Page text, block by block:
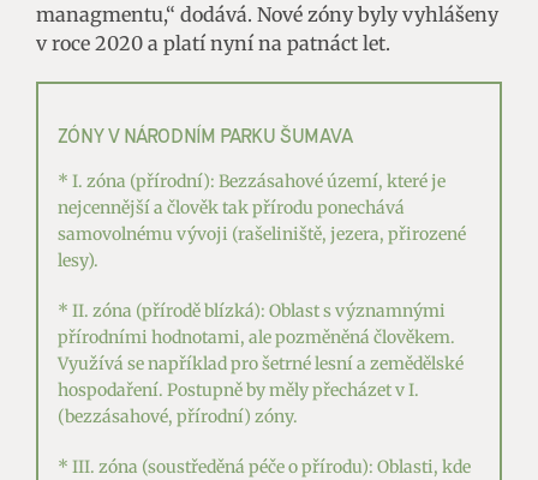
managmentu,“ dodává. Nové zóny byly vyhlášeny
v roce 2020 a platí nyní na patnáct let.
ZÓNY V NÁRODNÍM PARKU ŠUMAVA
* I. zóna (přírodní): Bezzásahové území, které je
nejcennější a člověk tak přírodu ponechává
samovolnému vývoji (rašeliniště, jezera, přirozené
lesy).
* II. zóna (přírodě blízká): Oblast s významnými
přírodními hodnotami, ale pozměněná člověkem.
Využívá se například pro šetrné lesní a zemědělské
hospodaření. Postupně by měly přecházet v I.
(bezzásahové, přírodní) zóny.
* III. zóna (soustředěná péče o přírodu): Oblasti, kde